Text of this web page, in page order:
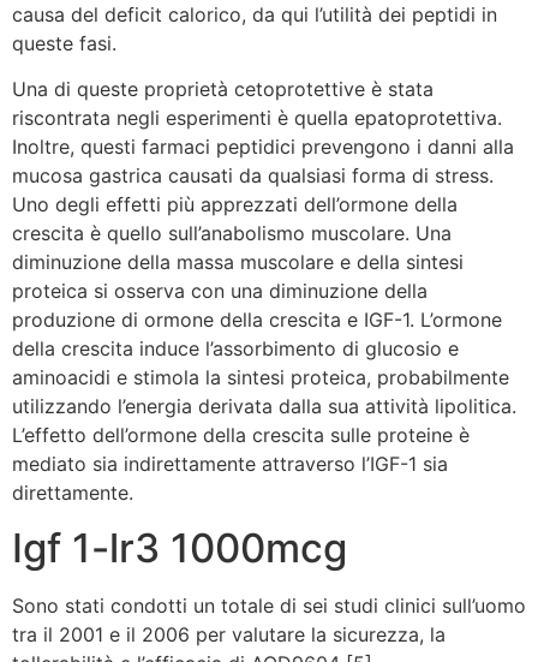
causa del deficit calorico, da qui l’utilità dei peptidi in
queste fasi.
Una di queste proprietà cetoprotettive è stata
riscontrata negli esperimenti è quella epatoprotettiva.
Inoltre, questi farmaci peptidici prevengono i danni alla
mucosa gastrica causati da qualsiasi forma di stress.
Uno degli effetti più apprezzati dell’ormone della
crescita è quello sull’anabolismo muscolare. Una
diminuzione della massa muscolare e della sintesi
proteica si osserva con una diminuzione della
produzione di ormone della crescita e IGF-1. L’ormone
della crescita induce l’assorbimento di glucosio e
aminoacidi e stimola la sintesi proteica, probabilmente
utilizzando l’energia derivata dalla sua attività lipolitica.
L’effetto dell’ormone della crescita sulle proteine è
mediato sia indirettamente attraverso l’IGF-1 sia
direttamente.
Igf 1-lr3 1000mcg
Sono stati condotti un totale di sei studi clinici sull’uomo
tra il 2001 e il 2006 per valutare la sicurezza, la